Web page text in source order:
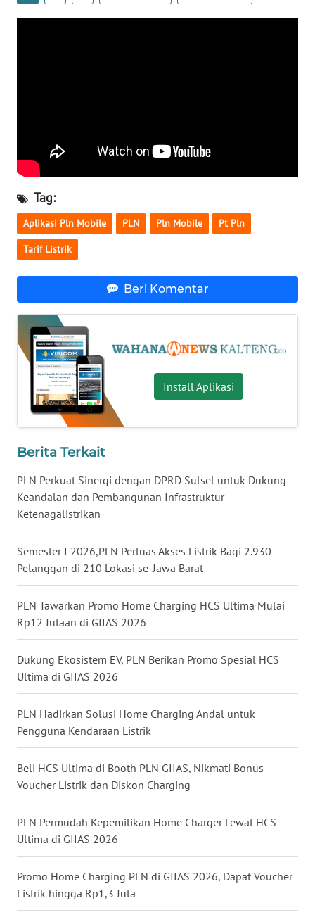
Tag:
Aplikasi Pln Mobile PLN Pln Mobile Pt Pln
Tarif Listrik
Beri Komentar
Install Aplikasi
Berita Terkait
PLN Perkuat Sinergi dengan DPRD Sulsel untuk Dukung
Keandalan dan Pembangunan Infrastruktur
Ketenagalistrikan
Semester I 2026,PLN Perluas Akses Listrik Bagi 2.930
Pelanggan di 210 Lokasi se-Jawa Barat
PLN Tawarkan Promo Home Charging HCS Ultima Mulai
Rp12 Jutaan di GIIAS 2026
Dukung Ekosistem EV, PLN Berikan Promo Spesial HCS
Ultima di GIIAS 2026
PLN Hadirkan Solusi Home Charging Andal untuk
Pengguna Kendaraan Listrik
Beli HCS Ultima di Booth PLN GIIAS, Nikmati Bonus
Voucher Listrik dan Diskon Charging
PLN Permudah Kepemilikan Home Charger Lewat HCS
Ultima di GIIAS 2026
Promo Home Charging PLN di GIIAS 2026, Dapat Voucher
Listrik hingga Rp1,3 Juta
WN
WN
SULTENG
WN
BABEL
WN
SUMBAR
WN
SUMSEL
WN
BENGKULU
WN
LAMPUNG
WN
JATENG
WN
WN
WN
WN
KALBAR
WN
KALTENG